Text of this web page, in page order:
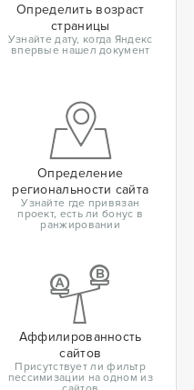
Определить возраст
страницы
Узнайте дату, когда Яндекс
впервые нашел документ
Определение
региональности сайта
Узнайте где привязан
проект, есть ли бонус в
ранжировании
Аффилированность
сайтов
Присутствует ли фильтр
пессимизации на одном из